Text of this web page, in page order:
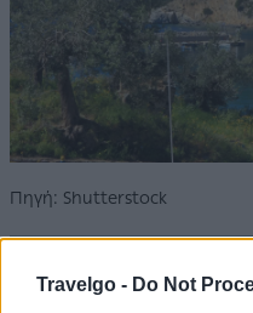
Travelgo - Do Not
Πηγή: Shutterstock